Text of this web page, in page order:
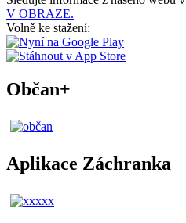
V OBRAZE.
Volně ke stažení:
Občan+
Aplikace Záchranka